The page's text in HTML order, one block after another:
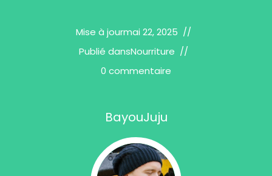
Mise à jourmai 22, 2025
Publié dansNourriture
0 commentaire
BayouJuju